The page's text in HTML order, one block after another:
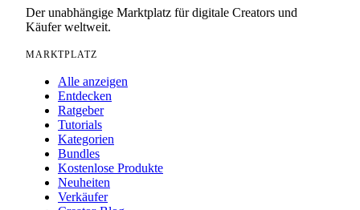
Der unabhängige Marktplatz für digitale Creators und
Käufer weltweit.
MARKTPLATZ
Alle anzeigen
Entdecken
Ratgeber
Tutorials
Kategorien
Bundles
Kostenlose Produkte
Neuheiten
Verkäufer